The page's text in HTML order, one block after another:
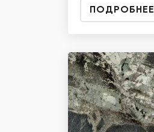
ПОДРОБНЕЕ